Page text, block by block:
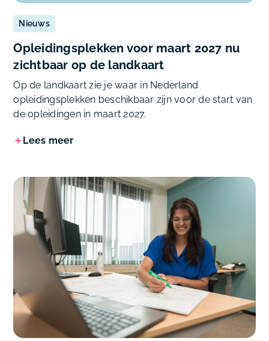
Nieuws
Opleidingsplekken voor maart 2027 nu
zichtbaar op de landkaart
Op de landkaart zie je waar in Nederland
opleidingsplekken beschikbaar zijn voor de start van
de opleidingen in maart 2027.
Lees meer